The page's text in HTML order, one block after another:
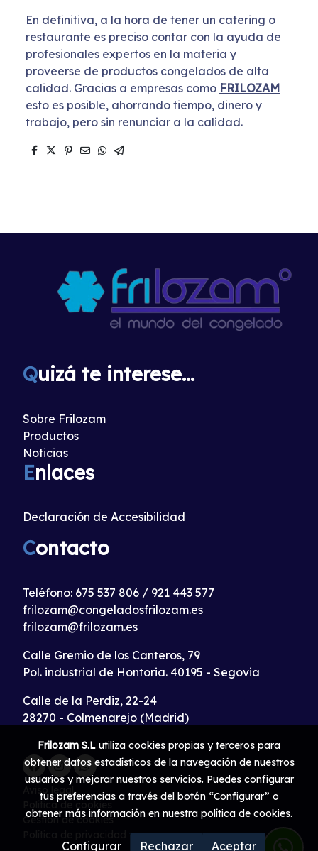
En definitiva, a la hora de tener un catering o
restaurante es preciso contar con la ayuda de
profesionales expertos en la materia y
proveerse de productos congelados de alta
calidad. Gracias a empresas como FRILOZAM
esto es posible, ahorrando tiempo, dinero y
trabajo, pero sin renunciar a la calidad.
Quizá te interese...
Sobre Frilozam
Productos
Noticias
Enlaces
Declaración de Accesibilidad
Contacto
Teléfono: 675 537 806 / 921 443 577
frilozam@congeladosfrilozam.es
frilozam@frilozam.es
Calle Gremio de los Canteros, 79
Pol. industrial de Hontoria. 40195 - Segovia
Calle de la Perdiz, 22-24
28270 - Colmenarejo (Madrid)
Aviso legal
Política de cookies
Gestión de cookies
Política de privacidad
Frilozam S.L utiliza cookies propias y terceros para
obtener datos estadísticos de la navegación de nuestros
usuarios y mejorar nuestros servicios. Puedes configurar
tus preferencias a través del botón “Configurar” o
obtener más información en nuestra política de cookies.
Configurar Rechazar Aceptar